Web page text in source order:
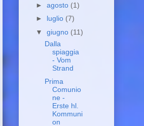
► agosto (1)
► luglio (7)
▼ giugno (11)
Dalla
spiaggia
- Vom
Strand
Prima
Comunio
ne -
Erste hl.
Kommuni
on